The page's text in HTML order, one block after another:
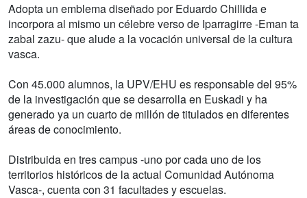
Adopta un emblema diseñado por Eduardo Chillida e
incorpora al mismo un célebre verso de Iparragirre -Eman ta
zabal zazu- que alude a la vocación universal de la cultura
vasca.
Con 45.000 alumnos, la UPV/EHU es responsable del 95%
de la investigación que se desarrolla en Euskadi y ha
generado ya un cuarto de millón de titulados en diferentes
áreas de conocimiento.
Distribuida en tres campus -uno por cada uno de los
territorios históricos de la actual Comunidad Autónoma
Vasca-, cuenta con 31 facultades y escuelas.